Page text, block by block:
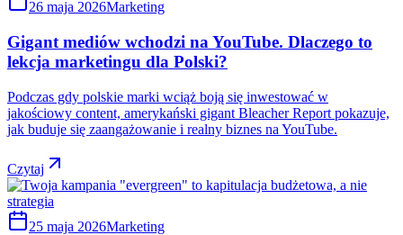
26 maja 2026Marketing
Gigant mediów wchodzi na YouTube. Dlaczego to
lekcja marketingu dla Polski?
Podczas gdy polskie marki wciąż boją się inwestować w
jakościowy content, amerykański gigant Bleacher Report pokazuje,
jak buduje się zaangażowanie i realny biznes na YouTube.
Czytaj
25 maja 2026Marketing